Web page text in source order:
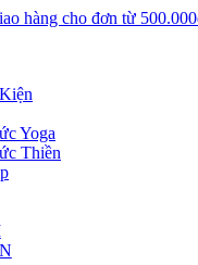
hàng cho đơn từ
Yoga
Thiền